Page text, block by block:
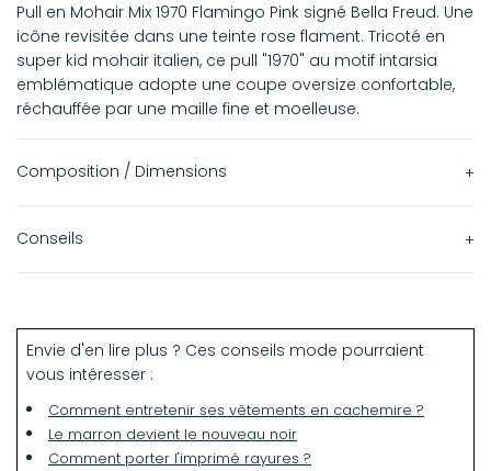
Pull en Mohair Mix 1970 Flamingo Pink signé Bella Freud. Une
icône revisitée dans une teinte rose flament. Tricoté en
super kid mohair italien, ce pull "1970" au motif intarsia
emblématique adopte une coupe oversize confortable,
réchauffée par une maille fine et moelleuse.
Composition / Dimensions
Modèle tricoté en super kid mohair italien fin avec intarsia
1970.
Conseils
prendre une taille en dessous pour un modèle plus ajusté,
ou votre taille habituelle pour une coupe oversize.
Envie d'en lire plus ? Ces conseils mode pourraient
vous intéresser :
Comment entretenir ses vêtements en cachemire ?
Le marron devient le nouveau noir
Comment porter l'imprimé rayures ?